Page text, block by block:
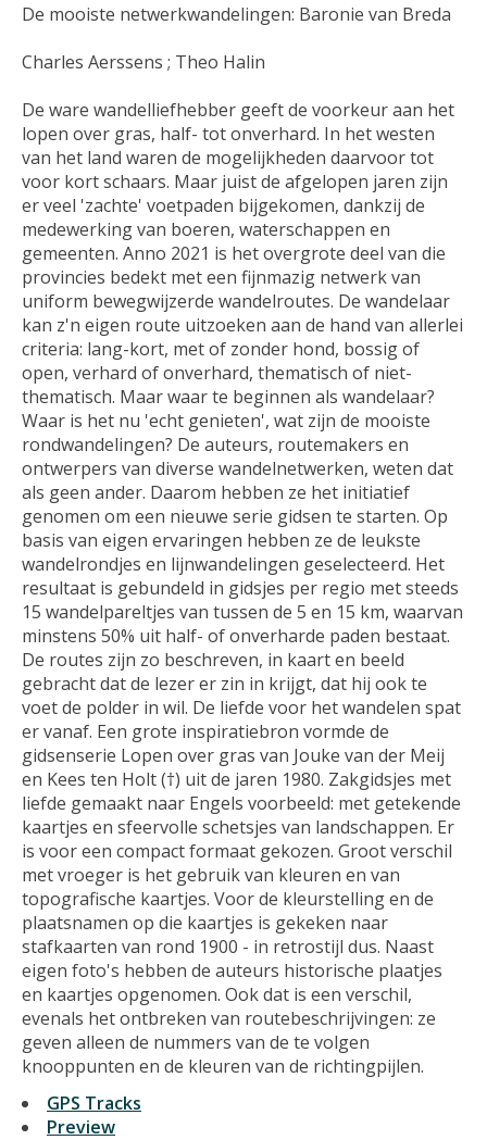
De mooiste netwerkwandelingen: Baronie van Breda
Charles Aerssens ; Theo Halin
De ware wandelliefhebber geeft de voorkeur aan het
lopen over gras, half- tot onverhard. In het westen
van het land waren de mogelijkheden daarvoor tot
voor kort schaars. Maar juist de afgelopen jaren zijn
er veel 'zachte' voetpaden bijgekomen, dankzij de
medewerking van boeren, waterschappen en
gemeenten. Anno 2021 is het overgrote deel van die
provincies bedekt met een fijnmazig netwerk van
uniform bewegwijzerde wandelroutes. De wandelaar
kan z'n eigen route uitzoeken aan de hand van allerlei
criteria: lang-kort, met of zonder hond, bossig of
open, verhard of onverhard, thematisch of niet-
thematisch. Maar waar te beginnen als wandelaar?
Waar is het nu 'echt genieten', wat zijn de mooiste
rondwandelingen? De auteurs, routemakers en
ontwerpers van diverse wandelnetwerken, weten dat
als geen ander. Daarom hebben ze het initiatief
genomen om een nieuwe serie gidsen te starten. Op
basis van eigen ervaringen hebben ze de leukste
wandelrondjes en lijnwandelingen geselecteerd. Het
resultaat is gebundeld in gidsjes per regio met steeds
15 wandelpareltjes van tussen de 5 en 15 km, waarvan
minstens 50% uit half- of onverharde paden bestaat.
De routes zijn zo beschreven, in kaart en beeld
gebracht dat de lezer er zin in krijgt, dat hij ook te
voet de polder in wil. De liefde voor het wandelen spat
er vanaf. Een grote inspiratiebron vormde de
gidsenserie Lopen over gras van Jouke van der Meij
en Kees ten Holt (†) uit de jaren 1980. Zakgidsjes met
liefde gemaakt naar Engels voorbeeld: met getekende
kaartjes en sfeervolle schetsjes van landschappen. Er
is voor een compact formaat gekozen. Groot verschil
met vroeger is het gebruik van kleuren en van
topografische kaartjes. Voor de kleurstelling en de
plaatsnamen op die kaartjes is gekeken naar
stafkaarten van rond 1900 - in retrostijl dus. Naast
eigen foto's hebben de auteurs historische plaatjes
en kaartjes opgenomen. Ook dat is een verschil,
evenals het ontbreken van routebeschrijvingen: ze
geven alleen de nummers van de te volgen
knooppunten en de kleuren van de richtingpijlen.
GPS Tracks
Preview